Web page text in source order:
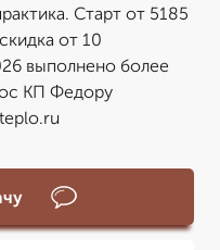
Старт от 5185
от 10
выполнено более
КП Федору